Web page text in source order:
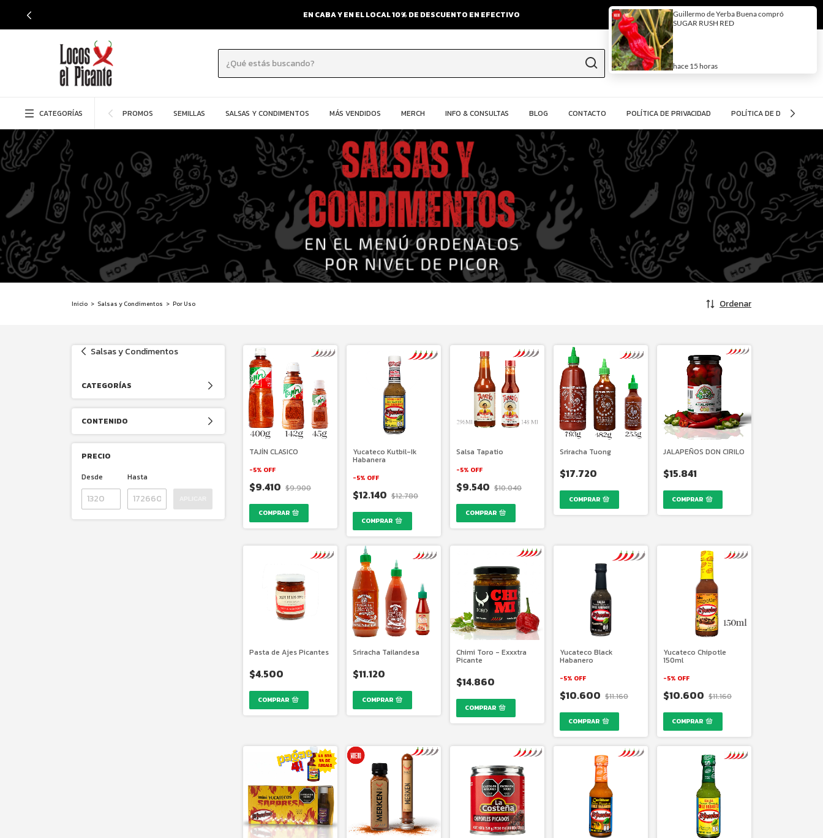
EN CABA Y EN EL LOCAL 10% DE DESCUENTO EN EFECTIVO
¡Hola!
O podés registrarte
CATEGORÍAS PROMOS SEMILLAS SALSAS Y CONDIMENTOS MÁS VENDIDOS MERCH INFO & CONSULTAS BLOG CONTACTO POLÍTICA DE PRIVACIDAD POLÍTICA DE DEVOLUCIÓN
Inicio > Salsas y Condimentos > Por Uso Ordenar
Salsas y Condimentos
CATEGORÍAS
CONTENIDO
PRECIO
Desde
Hasta
TAJÍN CLASICO
-5% OFF
$9.410 $9.900
COMPRAR
Yucateco Kutbil-Ik
Habanera
-5% OFF
$12.140 $12.780
Salsa Tapatio
-5% OFF
$9.540 $10.040
COMPRAR
Sriracha Tuong
$17.720
COMPRAR
JALAPEÑOS DON CIRILO
$15.841
Pasta de Ajes Picantes
$4.500
Sriracha Tailandesa
$11.120
COMPRAR
Chimi Toro - Exxxtra
Picante
$14.860
Yucateco Black
Habanero
-5% OFF
$10.600 $11.160
Yucateco Chipotle
150ml
-5% OFF
$10.600 $11.160